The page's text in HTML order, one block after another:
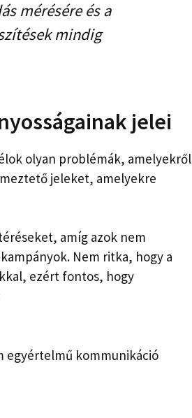
mérésére és a
mindig
jelei
olyan problémák, amelyekről
jeleket, amelyekre
amíg azok nem
Nem ritka, hogy a
ezért fontos, hogy
egyértelmű kommunikáció